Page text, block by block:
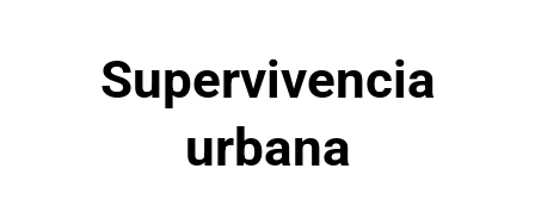
Supervivencia
urbana